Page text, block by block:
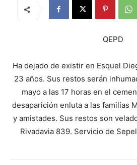
QEPD
Ha dejado de existir en Esquel
23 años. Sus restos serán
mayo a las 17 horas en el
desaparición enluta a las familias
y amistades. Sus restos son
Rivadavia 839. Servicio de